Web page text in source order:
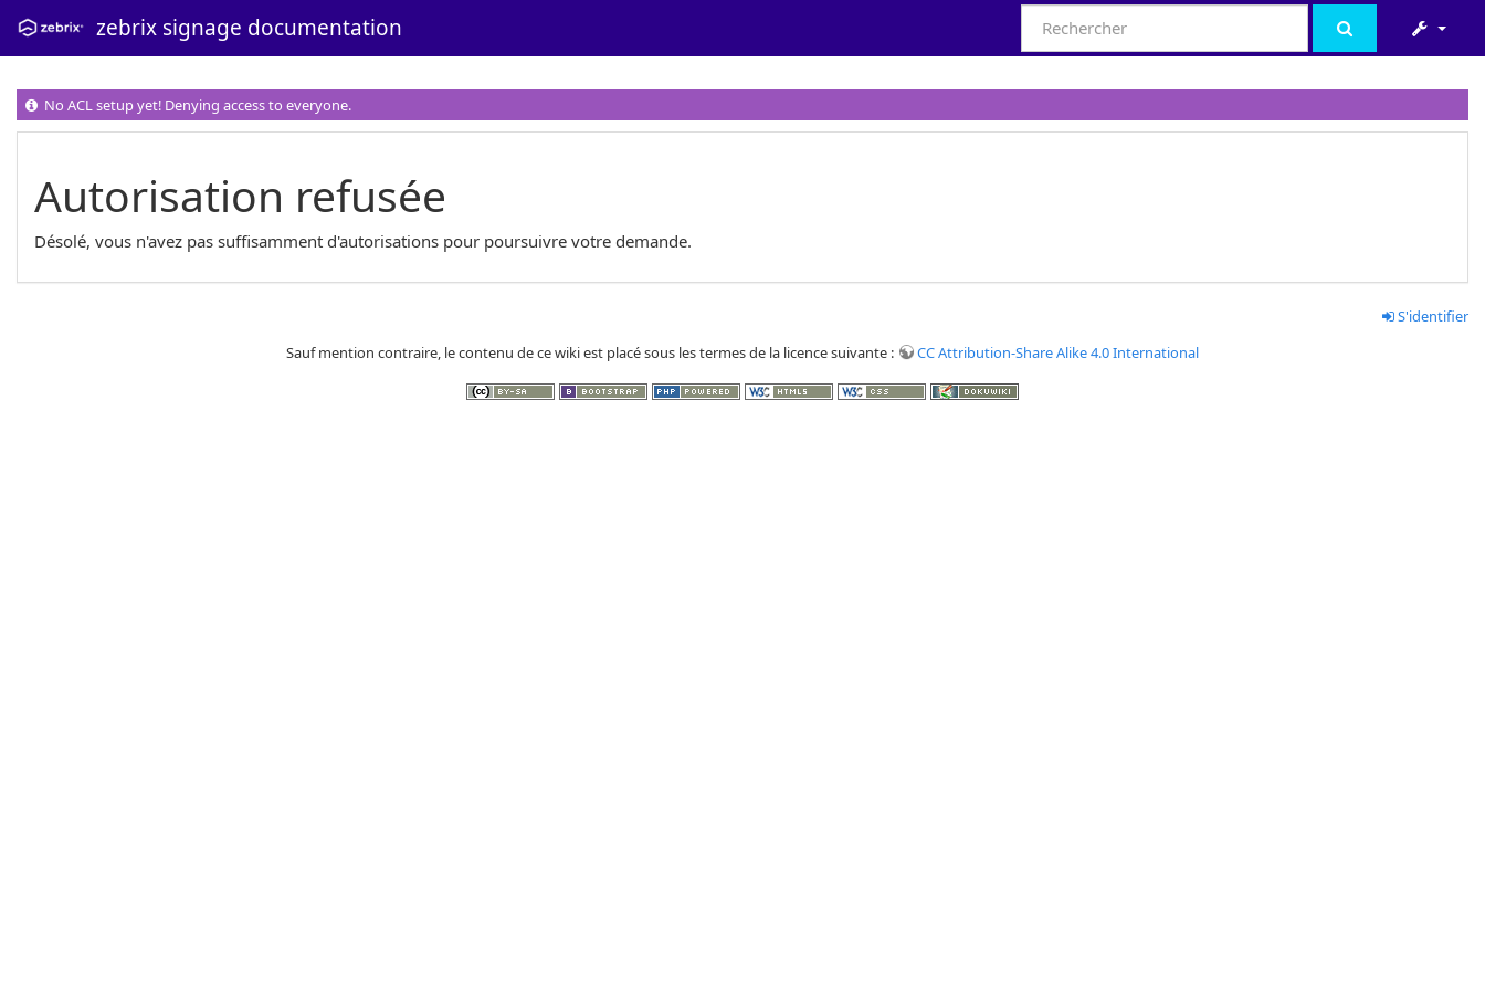
zebrix signage documentation
No ACL setup yet! Denying access to everyone.
Autorisation refusée
Désolé, vous n'avez pas suffisamment d'autorisations pour poursuivre votre demande.
S'identifier
Sauf mention contraire, le contenu de ce wiki est placé sous les termes de la licence suivante :
CC Attribution-Share Alike 4.0 International